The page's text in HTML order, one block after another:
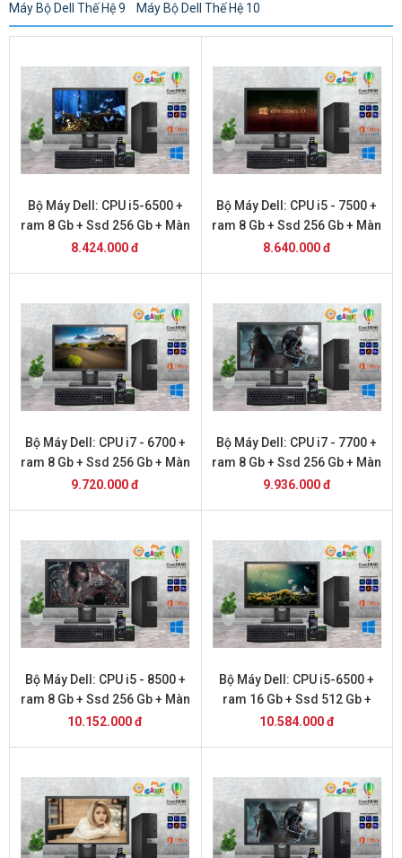
Máy Bộ Dell Thế Hệ 9 Máy Bộ Dell Thế Hệ 10
Bộ Máy Dell: CPU i5-6500 +
ram 8 Gb + Ssd 256 Gb + Màn
Hình 22 inch DELL
8.424.000 đ
Bộ Máy Dell: CPU i5 - 7500 +
ram 8 Gb + Ssd 256 Gb + Màn
Hình 22 inch DELL
8.640.000 đ
Bộ Máy Dell: CPU i7 - 6700 +
ram 8 Gb + Ssd 256 Gb + Màn
Hình 22 inch DELL
9.720.000 đ
Bộ Máy Dell: CPU i7 - 7700 +
ram 8 Gb + Ssd 256 Gb + Màn
Hình 22 inch DELL
9.936.000 đ
Bộ Máy Dell: CPU i5 - 8500 +
ram 8 Gb + Ssd 256 Gb + Màn
Hình 22 inch DELL
10.152.000 đ
Bộ Máy Dell: CPU i5-6500 +
ram 16 Gb + Ssd 512 Gb +
Màn Hình 22 inch DELL
10.584.000 đ